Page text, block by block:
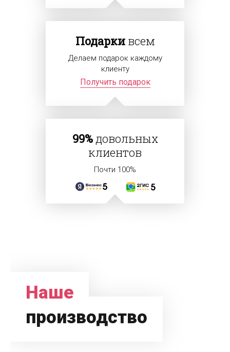
Подаркивсем
Делаем подарок каждому
клиенту
Получить подарок
99%довольных
клиентов
Почти 100%
Наше
производство